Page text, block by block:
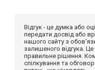
Відгук - це думка або
передати досвід або
нашого сайту з
залишеного відгука.
правильне рішення.
спілкування та